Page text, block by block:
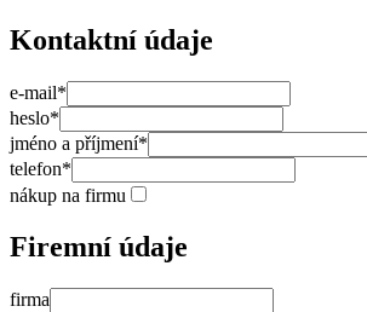
Kontaktní údaje
e-mail*
heslo*
jméno a příjmení*
telefon*
nákup na firmu
Firemní údaje
firma